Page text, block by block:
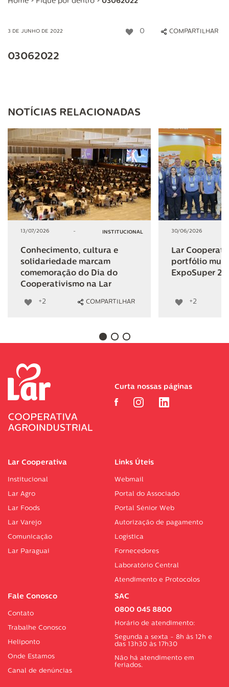
3 DE JUNHO DE 2022 0 COMPARTILHAR
03062022
NOTÍCIAS RELACIONADAS
13/07/2026 - INSTITUCIONAL
Conhecimento, cultura e
solidariedade marcam
comemoração do Dia do
Cooperativismo na Lar
+2 COMPARTILHAR
30/06/2026
Lar
portfólio
ExpoSuper
+2
Lar Cooperativa
Institucional
Lar Agro
Lar Foods
Lar Varejo
Comunicação
Lar Paraguai
Links Úteis
Webmail
Portal do Associado
Portal Sénior Web
Autorização de pagamento
Logística
Fornecedores
Laboratório Central
Atendimento e Protocolos
Fale Conosco
Contato
Trabalhe Conosco
Heliponto
Onde Estamos
Canal de denúncias
SAC
0800 045 8800
Horário de atendimento:
Segunda a sexta - 8h às 12h e
das 13h30 às 17h30
Não há atendimento em
feriados.
Curta nossas páginas